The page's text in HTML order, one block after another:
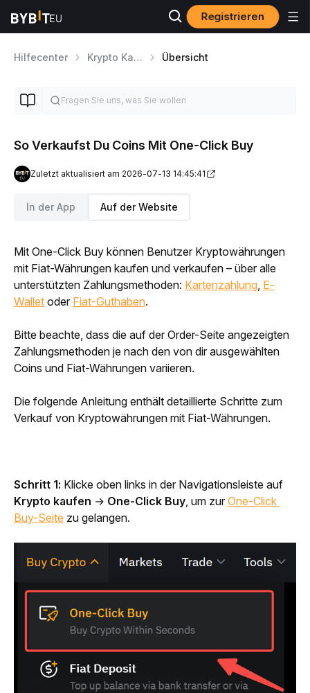
Registrieren
Hilfecenter Krypto Kaufen Übersicht
So Verkaufst Du Coins Mit One-Click Buy
Zuletzt aktualisiert am 2026-07-13 14:45:41
In der App Auf der Website
Mit One-Click Buy können Benutzer Kryptowährungen
mit Fiat-Währungen kaufen und verkaufen – über alle
unterstützten Zahlungsmethoden: Kartenzahlung, E-
Wallet oder Fiat-Guthaben.
Bitte beachte, dass die auf der Order-Seite angezeigten
Zahlungsmethoden je nach den von dir ausgewählten
Coins und Fiat-Währungen variieren.
Die folgende Anleitung enthält detaillierte Schritte zum
Verkauf von Kryptowährungen mit Fiat-Währungen.
Schritt 1:
Krypto kaufen → One-Click Buy, um zur One-Click
Buy-Seite zu gelangen.